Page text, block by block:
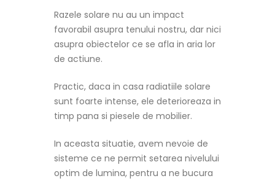
Razele solare nu au un impact
favorabil asupra tenului nostru, dar nici
asupra obiectelor ce se afla in aria lor
de actiune.
Practic, daca in casa radiatiile solare
sunt foarte intense, ele deterioreaza in
timp pana si piesele de mobilier.
In aceasta situatie, avem nevoie de
sisteme ce ne permit setarea nivelului
optim de lumina, pentru a ne bucura